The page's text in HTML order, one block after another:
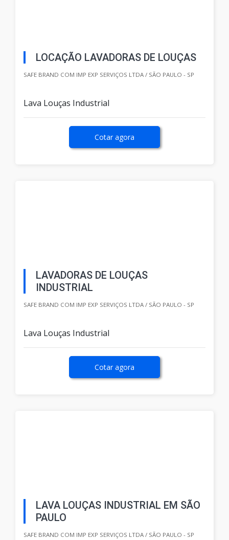
LOCAÇÃO LAVADORAS DE LOUÇAS
SAFE BRAND COM IMP EXP SERVIÇOS LTDA / SÃO PAULO - SP
Lava Louças Industrial
Cotar agora
LAVADORAS DE LOUÇAS
INDUSTRIAL
SAFE BRAND COM IMP EXP SERVIÇOS LTDA / SÃO PAULO - SP
Lava Louças Industrial
Cotar agora
LAVA LOUÇAS INDUSTRIAL EM SÃO
PAULO
SAFE BRAND COM IMP EXP SERVIÇOS LTDA / SÃO PAULO - SP